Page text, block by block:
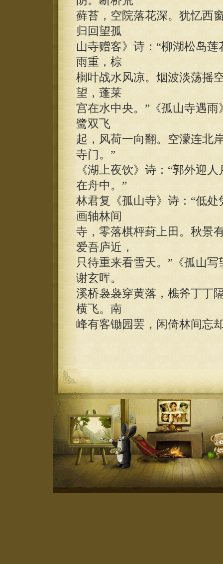
藓苔，空院落花深。犹忆西
归回望孤
山寺赠客》诗：“柳湖松岛
雨重，棕
榈叶战水风凉。烟波淡荡摇
望，蓬莱
宫在水中央。”《孤山寺遇
鹭双飞
起，风荷一向翻。空濛连北
寺门。”
《湖上夜饮》诗：“郭外迎
在舟中。”
林君复《孤山寺》诗：“低
画轴林间
寺，零落棋枰葑上田。秋景
爱吾庐近，
只待重来看雪天。”《孤山
谢玄晖。
溪桥袅袅穿黄落，樵斧丁丁
横飞。南
峰有客锄园罢，闲倚林间忘